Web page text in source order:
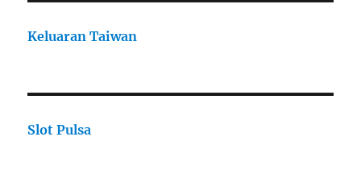
Keluaran Taiwan
Slot Pulsa